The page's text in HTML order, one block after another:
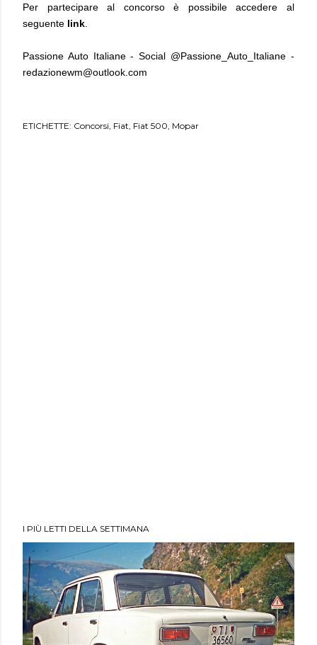
Per partecipare al concorso è possibile accedere al
seguente link
Passione Auto Italiane - Social @Passione_Auto_Italiane -
redazionewm@outlook.com
ETICHETTE: Concorsi Fiat Fiat 500 Mopar
I PIÙ LETTI DELLA SETTIMANA